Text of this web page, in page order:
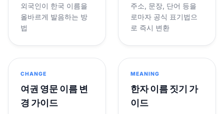
외국인이 한국 이름을
올바르게 발음하는 방
법
주소, 문장, 단어 등을
로마자 공식 표기법으
로 즉시 변환
CHANGE
여권 영문 이름 변
경 가이드
MEANING
한자 이름 짓기 가
이드